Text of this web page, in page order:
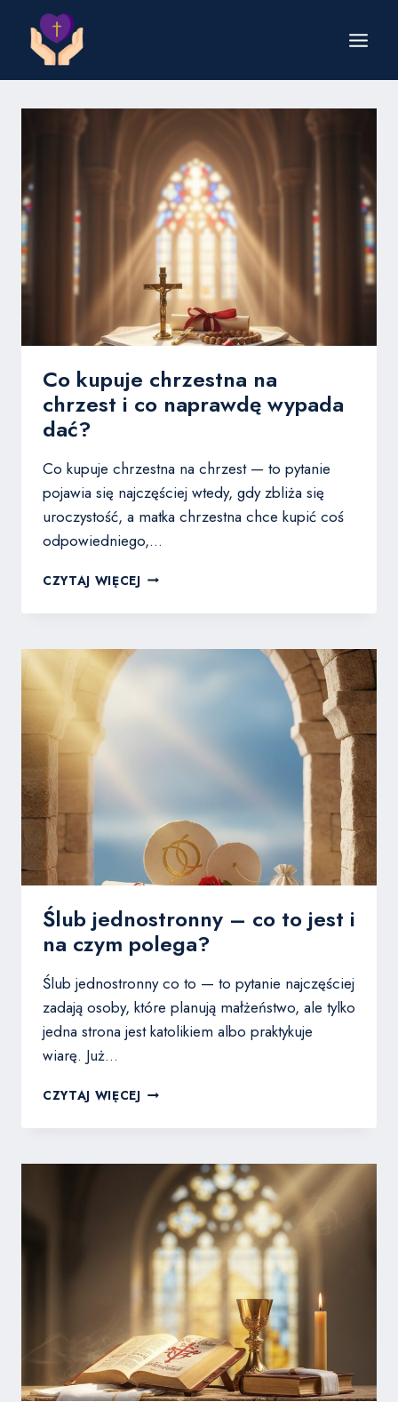
Przejdź
Co kupuje chrzestna na
chrzest i co naprawdę wypada
dać?
Co kupuje chrzestna na chrzest — to pytanie
pojawia się najczęściej wtedy, gdy zbliża się
uroczystość, a matka chrzestna chce kupić coś
odpowiedniego,…
CZYTAJ WIĘCEJCO
CHRZESTNA
CHRZEST
Ślub jednostronny – co to jest i
na czym polega?
Ślub jednostronny co to — to pytanie najczęściej
zadają osoby, które planują małżeństwo, ale tylko
jedna strona jest katolikiem albo praktykuje
wiarę. Już…
CZYTAJ WIĘCEJŚLUB
–
TO
JEST
I
NA
CZYM
POLEGA?